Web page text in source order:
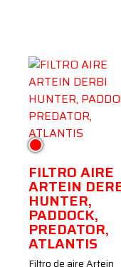
Rojo
FILTRO AIRE
ARTEIN
HUNTER,
PADDOCK,
PREDATOR,
ATLANTIS
Filtro de aire Artein